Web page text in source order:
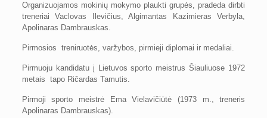
Organizuojamos mokinių mokymo plaukti grupės, pradeda dirbti
treneriai Vaclovas Ilevičius, Algimantas Kazimieras Verbyla,
Apolinaras Dambrauskas.
Pirmosios treniruotės, varžybos, pirmieji diplomai ir medaliai.
Pirmuoju kandidatu į Lietuvos sporto meistrus Šiauliuose 1972
metais tapo Ričardas Tamutis.
Pirmoji sporto meistrė Ema Vielavičiūtė (1973 m., treneris
Apolinaras Dambrauskas).